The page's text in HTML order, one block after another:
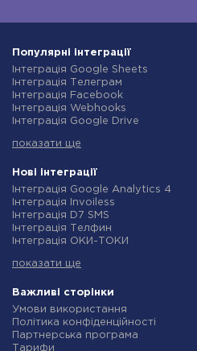
Популярні інтеграції
Інтеграція Google Sheets
Інтеграція Телеграм
Інтеграція Facebook
Інтеграція Webhooks
Інтеграція Google Drive
Інтеграція Gmail
Інтеграція Rozetka
Інтеграція OpenAI (ChatGPT)
Інтеграція Binotel
Інтеграція Prom
Інтеграція Приват24
Інтеграція OLX
Інтеграція SendPulse
Інтеграція Stream Telecom
Інтеграція Google Analytics
Інтеграція Creatio
Інтеграція Ringostat
показати ще
Нові інтеграції
Інтеграція Google Analytics 4
Інтеграція Invoiless
Інтеграція D7 SMS
Інтеграція Телфин
Інтеграція ОКИ-ТОКИ
Інтеграція Microsoft Dynamics 365
Інтеграція TxtSync
Інтеграція Wire2Air
Інтеграція Corezoid
Інтеграція Infobip
Інтеграція Instasent
показати ще
Важливі сторінки
Умови використання
Політика конфіденційності
Партнерська програма
Тарифи